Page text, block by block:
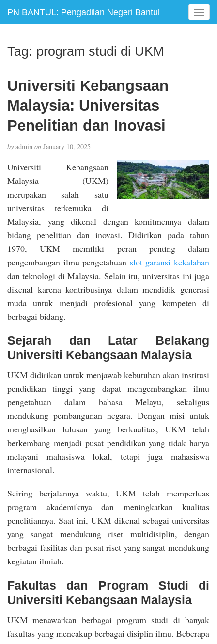
PN BANTUL: Pengadilan Negeri Bantul
T
o
e
o
n
Tag: program studi di UKM
Universiti Kebangsaan
Malaysia: Universitas
Penelitian dan Inovasi
by admin on January 10, 2025
Universiti Kebangsaan
Malaysia (UKM)
merupakan salah satu
universitas terkemuka di
Malaysia, yang dikenal dengan komitmennya dalam
bidang penelitian dan inovasi. Didirikan pada tahun
1970, UKM memiliki peran penting dalam
pengembangan ilmu pengetahuan slot garansi kekalahan
dan teknologi di Malaysia. Selain itu, universitas ini juga
dikenal karena kontribusinya dalam mendidik generasi
muda untuk menjadi profesional yang kompeten di
berbagai bidang.
Sejarah dan Latar Belakang
Universiti Kebangsaan Malaysia
UKM didirikan untuk menjawab kebutuhan akan institusi
pendidikan tinggi yang dapat mengembangkan ilmu
pengetahuan dalam bahasa Melayu, sekaligus
mendukung pembangunan negara. Dengan misi untuk
menghasilkan lulusan yang berkualitas, UKM telah
berkembang menjadi pusat pendidikan yang tidak hanya
melayani mahasiswa lokal, tetapi juga mahasiswa
internasional.
Seiring berjalannya waktu, UKM telah memperluas
program akademiknya dan meningkatkan kualitas
penelitiannya. Saat ini, UKM dikenal sebagai universitas
yang sangat mendukung riset multidisiplin, dengan
berbagai fasilitas dan pusat riset yang sangat mendukung
kegiatan ilmiah.
Fakultas dan Program Studi di
Universiti Kebangsaan Malaysia
UKM menawarkan berbagai program studi di banyak
fakultas yang mencakup berbagai disiplin ilmu. Beberapa